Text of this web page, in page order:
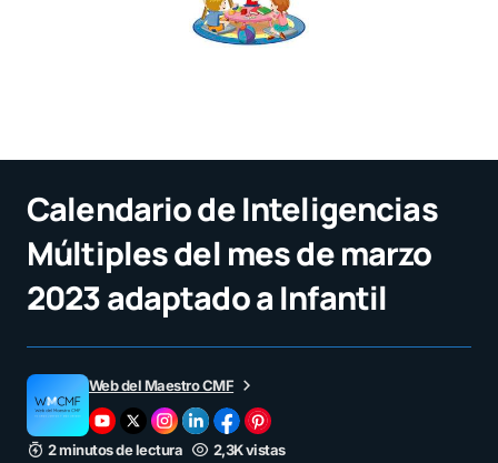
Calendario de Inteligencias
Múltiples del mes de marzo
2023 adaptado a Infantil
Web del Maestro CMF
2 minutos de lectura 2,3K vistas